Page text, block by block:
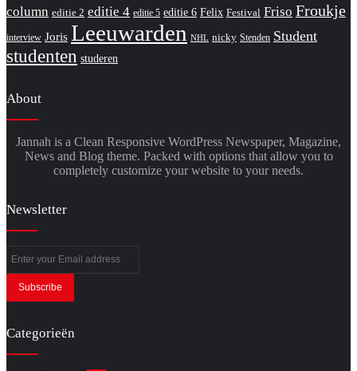
column editie 2 editie 4 editie 5 editie 6 Felix Festival Friso Froukje
interview Joris Leeuwarden NHL nicky Stenden Student
studenten studeren
About
Jannah is a Clean Responsive WordPress Newspaper, Magazine,
News and Blog theme. Packed with options that allow you to
completely customize your website to your needs.
Newsletter
your
Email
address
Categorieën